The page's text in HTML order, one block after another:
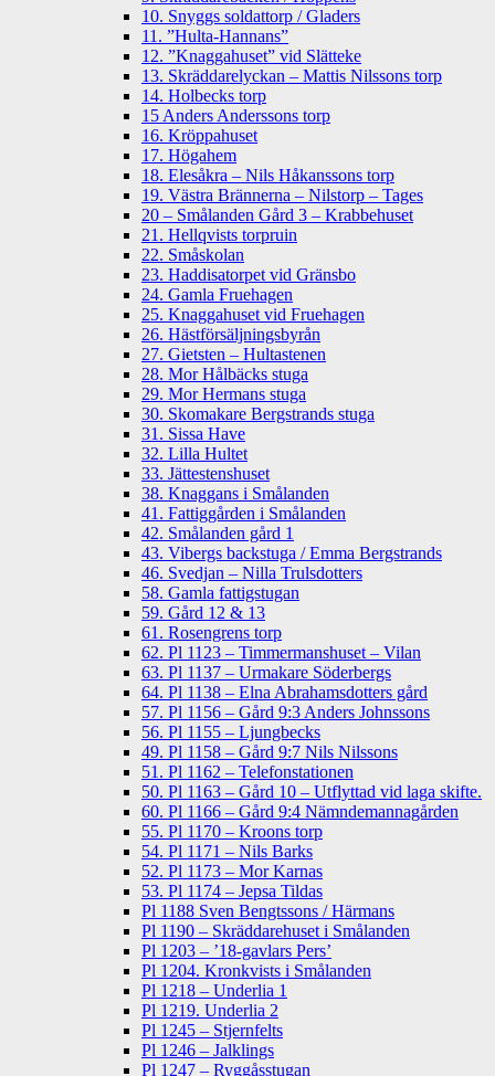
10. Snyggs soldattorp / Gladers
11. ”Hulta-Hannans”
12. ”Knaggahuset” vid Slätteke
13. Skräddarelyckan – Mattis Nilssons torp
14. Holbecks torp
15 Anders Anderssons torp
16. Kröppahuset
17. Högahem
18. Elesåkra – Nils Håkanssons torp
19. Västra Brännerna – Nilstorp – Tages
20 – Smålanden Gård 3 – Krabbehuset
21. Hellqvists torpruin
22. Småskolan
23. Haddisatorpet vid Gränsbo
24. Gamla Fruehagen
25. Knaggahuset vid Fruehagen
26. Hästförsäljningsbyrån
27. Gietsten – Hultastenen
28. Mor Hålbäcks stuga
29. Mor Hermans stuga
30. Skomakare Bergstrands stuga
31. Sissa Have
32. Lilla Hultet
33. Jättestenshuset
38. Knaggans i Smålanden
41. Fattiggården i Smålanden
42. Smålanden gård 1
43. Vibergs backstuga / Emma Bergstrands
46. Svedjan – Nilla Trulsdotters
58. Gamla fattigstugan
59. Gård 12 & 13
61. Rosengrens torp
62. Pl 1123 – Timmermanshuset – Vilan
63. Pl 1137 – Urmakare Söderbergs
64. Pl 1138 – Elna Abrahamsdotters gård
57. Pl 1156 – Gård 9:3 Anders Johnssons
56. Pl 1155 – Ljungbecks
49. Pl 1158 – Gård 9:7 Nils Nilssons
51. Pl 1162 – Telefonstationen
50. Pl 1163 – Gård 10 – Utflyttad vid laga skifte.
60. Pl 1166 – Gård 9:4 Nämndemannagården
55. Pl 1170 – Kroons torp
54. Pl 1171 – Nils Barks
52. Pl 1173 – Mor Karnas
53. Pl 1174 – Jepsa Tildas
Pl 1188 Sven Bengtssons / Härmans
Pl 1190 – Skräddarehuset i Smålanden
Pl 1203 – ’18-gavlars Pers’
Pl 1204. Kronkvists i Smålanden
Pl 1218 – Underlia 1
Pl 1219. Underlia 2
Pl 1245 – Stjernfelts
Pl 1246 – Jalklings
Pl 1247 – Ryggåsstugan